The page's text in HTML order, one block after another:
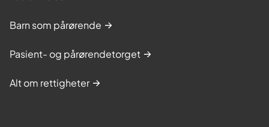
Barn som pårørende
Pasient- og pårørendetorget
Alt om rettigheter